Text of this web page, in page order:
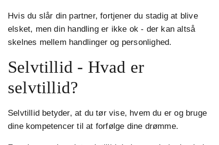
Hvis du slår din partner, fortjener du stadig at blive
elsket, men din handling er ikke ok - der kan altså
skelnes mellem handlinger og personlighed.
Selvtillid - Hvad er
selvtillid?
Selvtillid betyder, at du tør vise, hvem du er og bruge
dine kompetencer til at forfølge dine drømme.